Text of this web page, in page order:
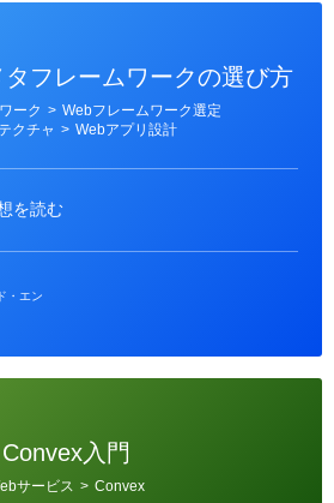
フレームワークの選び方
ーク > Webフレームワーク選定
クチャ > Webアプリ設計
を読む
・エン
Convex入門
サービス > Convex